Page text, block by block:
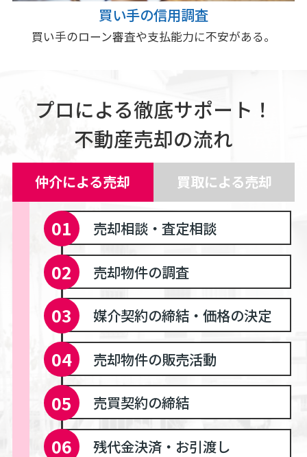
買い手の信用調査
買い手のローン審査や支払能力に不安がある。
プロによる徹底サポート！
不動産売却の流れ
仲介による売却 買取による売却
売却相談・査定相談
売却物件の調査
媒介契約の締結・価格の決定
売却物件の販売活動
売買契約の締結
残代金決済・お引渡し